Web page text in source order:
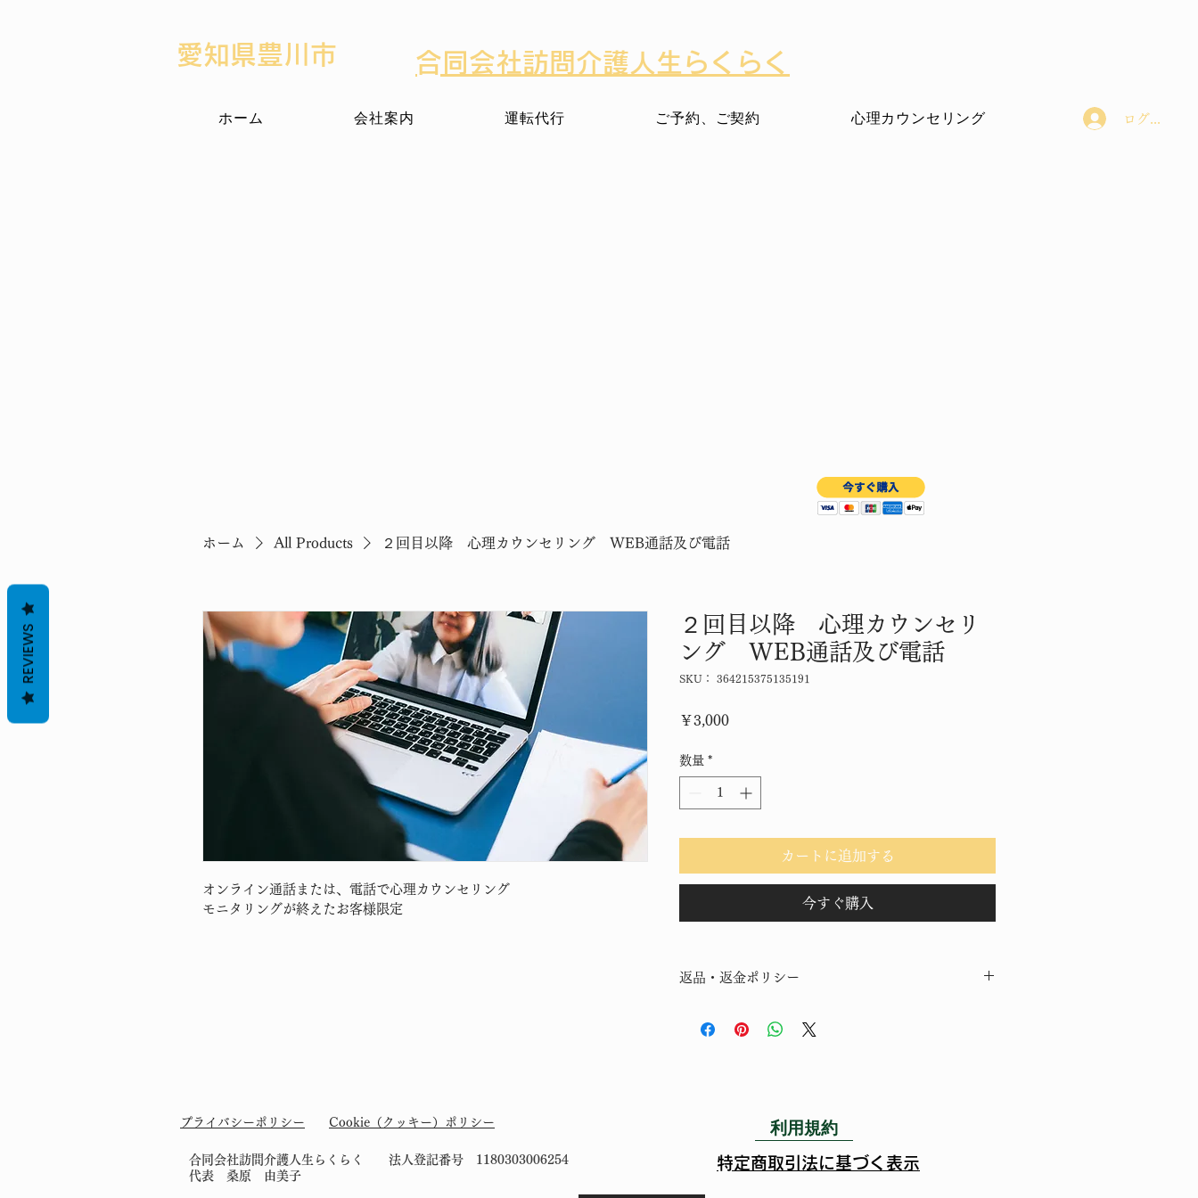
​愛知県豊川市 ​合同会社訪問介護人生らくらく
ホーム 会社案内 運転代行 ご予約、ご契約 心理カウンセリング ログイン
ホーム All Products ２回目以降 心理カウンセリング WEB通話及び電話
オンライン通話または、電話で心理カウンセリング
モニタリングが終えたお客様限定
２回目以降 心理カウンセリ
ング WEB通話及び電話
SKU： 364215375135191
￥3,000価格
数量 *
カートに追加する
今すぐ購入
返品・返金ポリシー
満足しなかった場合や、不備があった場合に行う手続き
プライバシーポリシー Cookie（クッキー）ポリシー
​​合同会社訪問介護人生らくらく 法人登記番号 1180303006254
​代表 桑原 由美子
利用規約
​特定商取引法に基づく表示
REVIEWS